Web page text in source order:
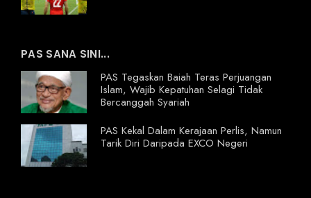
PAS SANA SINI...
PAS Tegaskan Baiah Teras Perjuangan
Islam, Wajib Kepatuhan Selagi Tidak
Bercanggah Syariah
PAS Kekal Dalam Kerajaan Perlis, Namun
Tarik Diri Daripada EXCO Negeri